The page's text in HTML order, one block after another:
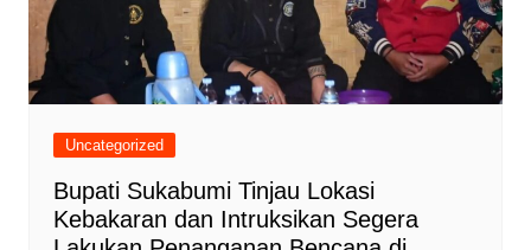
Uncategorized
Bupati Sukabumi Tinjau Lokasi
Kebakaran dan Intruksikan Segera